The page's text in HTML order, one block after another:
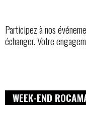
Participez à nos
échanger. Votre
WEEK-END